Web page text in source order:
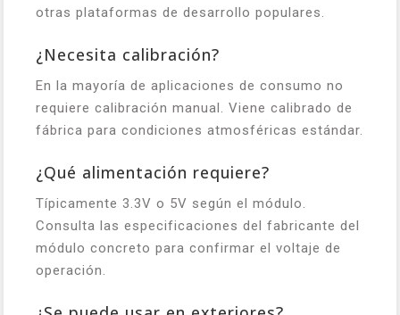
otras plataformas de desarrollo populares.
¿Necesita calibración?
En la mayoría de aplicaciones de consumo no
requiere calibración manual. Viene calibrado de
fábrica para condiciones atmosféricas estándar.
¿Qué alimentación requiere?
Típicamente 3.3V o 5V según el módulo.
Consulta las especificaciones del fabricante del
módulo concreto para confirmar el voltaje de
operación.